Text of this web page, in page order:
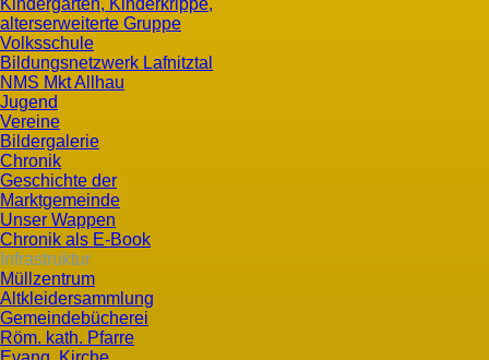
Kindergarten, Kinderkrippe,
alterserweiterte Gruppe
Volksschule
Bildungsnetzwerk Lafnitztal
NMS Mkt Allhau
Jugend
Vereine
Bildergalerie
Chronik
Geschichte der
Marktgemeinde
Unser Wappen
Chronik als E-Book
Infrastruktur
Müllzentrum
Altkleidersammlung
Gemeindebücherei
Röm. kath. Pfarre